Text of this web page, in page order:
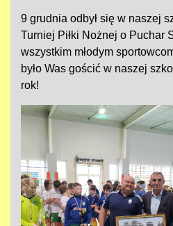
9 grudnia odbył się w naszej
Turniej Piłki Nożnej o Puchar
wszystkim młodym
było Was gościć w naszej
rok!